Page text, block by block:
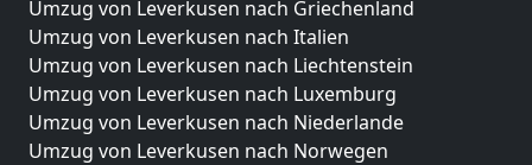
Umzug von Leverkusen nach Griechenland
Umzug von Leverkusen nach Italien
Umzug von Leverkusen nach Liechtenstein
Umzug von Leverkusen nach Luxemburg
Umzug von Leverkusen nach Niederlande
Umzug von Leverkusen nach Norwegen